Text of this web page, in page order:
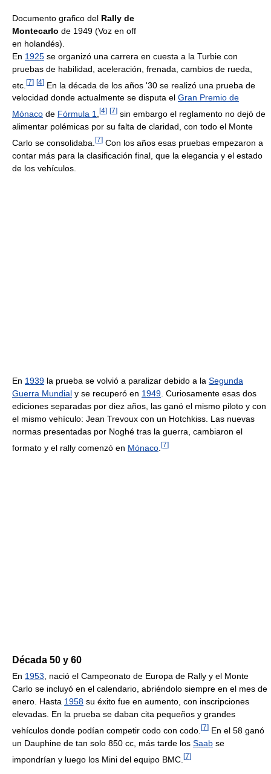
Documento grafico del Rally de
Montecarlo de 1949 (Voz en off
en holandés).
En 1925 se organizó una carrera en cuesta a la Turbie con
pruebas de habilidad, aceleración, frenada, cambios de rueda,
etc. [7] [4] En la década de los años '30 se realizó una prueba de
velocidad donde actualmente se disputa el Gran Premio de
Mónaco de Fórmula 1 [4] [7] sin embargo el reglamento no dejó de
alimentar polémicas por su falta de claridad, con todo el Monte
Carlo se consolidaba. [7] Con los años esas pruebas empezaron a
contar más para la clasificación final, que la elegancia y el estado
de los vehículos.
En 1939 la prueba se volvió a paralizar debido a la Segunda
Guerra Mundial y se recuperó en 1949 . Curiosamente esas dos
ediciones separadas por diez años, las ganó el mismo piloto y con
el mismo vehículo: Jean Trevoux con un Hotchkiss. Las nuevas
normas presentadas por Noghé tras la guerra, cambiaron el
formato y el rally comenzó en Mónaco [7]
Década 50 y 60
En 1953, nació el Campeonato de Europa de Rally y el Monte
Carlo se incluyó en el calendario, abriéndolo siempre en el mes de
enero. Hasta 1958 su éxito fue en aumento, con inscripciones
elevadas. En la prueba se daban cita pequeños y grandes
vehículos donde podían competir codo con codo. [7] En el 58 ganó
un Dauphine de tan solo 850 cc, más tarde los Saab se
impondrían y luego los Mini del equipo BMC. [7]